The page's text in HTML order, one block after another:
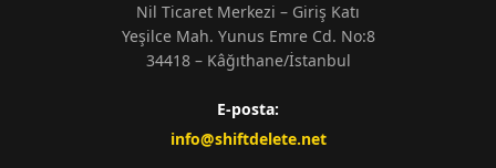
Nil Ticaret Merkezi – Giriş Katı
Yeşilce Mah. Yunus Emre Cd. No:8
34418 – Kâğıthane/İstanbul
E-posta:
info@shiftdelete.net